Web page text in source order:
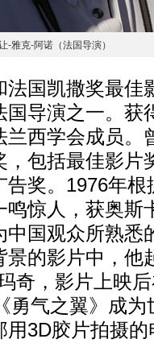
-雅克-阿诺（法国导演）
国凯撒奖最佳
导演之一。获
西学会成员。
包括最佳影片
奖。1976年
惊人，获奥斯
国观众所熟悉
景的影片中，他
奇，影片上映
勇气之翼》成
3D胶片拍摄